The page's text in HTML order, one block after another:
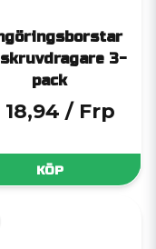
3-
pack
/ Frp
KÖP